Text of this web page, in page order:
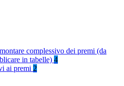
complessivo dei premi (da
in tabelle) 4
ai premi 2